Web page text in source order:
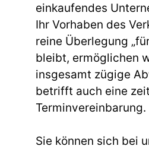
einkaufendes
Ihr Vorhaben des
reine Überlegung
bleibt, ermöglichen
insgesamt zügige
betrifft auch eine
Terminvereinbarung.
Sie können sich bei